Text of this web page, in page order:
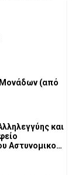
(από
και
Αστυνομικού